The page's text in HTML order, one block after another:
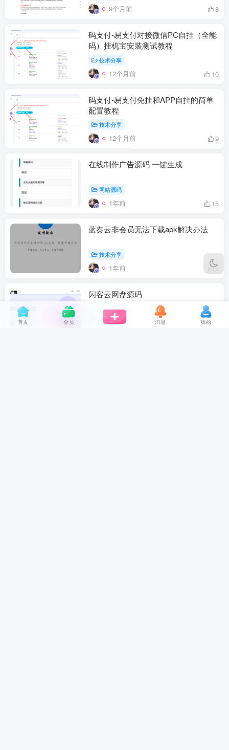
9个月前 8
码支付-易支付对接微信PC自挂（全能
码）挂机宝安装测试教程
技术分享
12个月前 10
码支付-易支付免挂和APP自挂的简单
配置教程
技术分享
12个月前 9
在线制作广告源码 一键生成
网站源码
1年前 15
蓝奏云非会员无法下载apk解决办法
技术分享
1年前 6
闪客云网盘源码
网站源码
首页 会员 消息 我的